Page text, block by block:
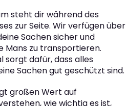
steht dir während des
zur Seite. Wir verfügen über
Sachen sicher und
Mans zu transportieren.
sorgt dafür, dass alles
Sachen gut geschützt sind.
großen Wert auf
wie wichtig es ist,